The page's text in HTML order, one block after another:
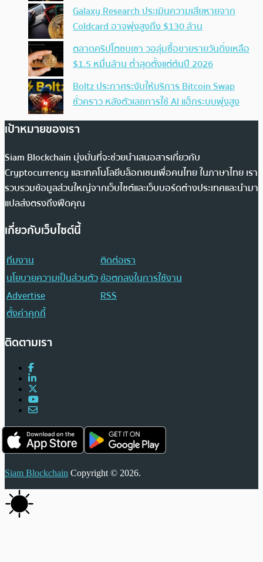
Galaxy Research ประเมินความเสียหายจาก
Coldcard อาจพุ่งสูงถึง $130 ล้าน
ตลาดคริปโตซบเซา วอลุ่มซื้อขายรายวันดิ่งเหลือ
$1.5 หมื่นล้าน ต่ำสุดตั้งแต่ต้นปี 2026
Boltz ประกาศระงับให้บริการ Bitcoin Swap
ชั่วคราว หลังตัวเลขการใช้ AI แฮ็กระบบพุ่งสูง
เป้าหมายของเรา
Siam Blockchain มุ่งมั่นที่จะช่วยนำเสนอสารเกี่ยวกับ
Cryptocurrency และเทคโนโลยีบล็อกเชนเพื่อคนไทย ในภาษาไทย เรา
รวบรวมข้อมูลส่วนใหญ่จากเว็บไซต์และเว็บบอร์ดต่างประเทศและนำมา
แปลส่งตรงถึงฟีดคุณ
เกี่ยวกับเว็บไซต์นี้
ทีมงาน
ติดต่อเรา
นโยบายความเป็นส่วนตัวข้อตกลงในการใช้งาน
Advertise
RSS
ตั้งค่าคุกกี้
ติดตามเรา
Siam Blockchain Copyright © 2026.